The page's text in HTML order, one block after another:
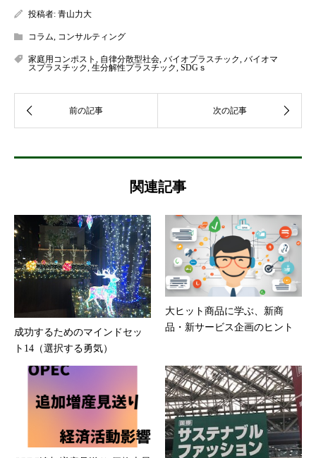
投稿者: 青山力大
コラム, コンサルティング
家庭用コンポスト , 自律分散型社会, バイオプラスチック, バイオマ
スプラスチック, 生分解性プラスチック, SDGｓ
関連記事
成功するためのマインドセッ
ト14（選択する勇気）
大ヒット商品に学ぶ、新商
品・新サービス企画のヒント